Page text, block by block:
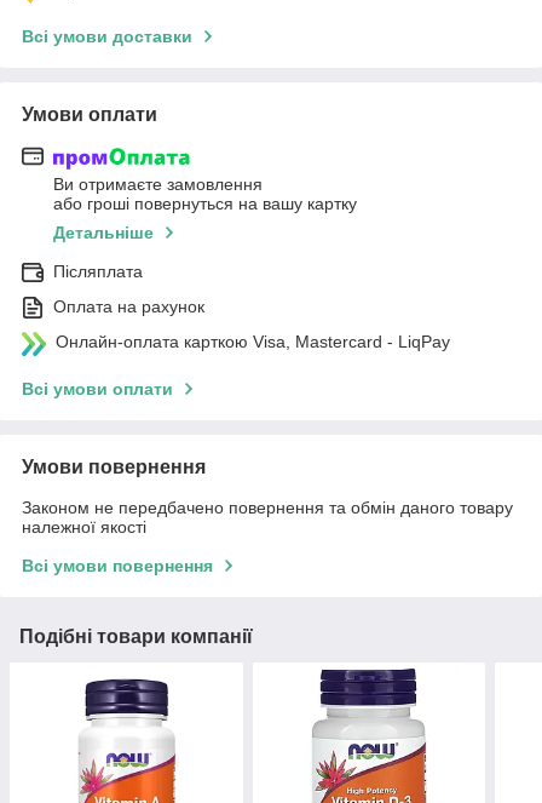
Всі умови доставки
Умови оплати
Ви отримаєте замовлення
або гроші повернуться на вашу картку
Детальніше
Післяплата
Оплата на рахунок
Онлайн-оплата карткою Visa, Mastercard - LiqPay
Всі умови оплати
Умови повернення
Законом не передбачено повернення та обмін даного товару
належної якості
Всі умови повернення
Подібні товари компанії